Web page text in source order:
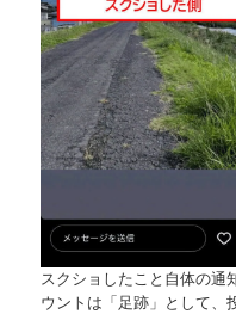
スクショしたこと自体の通
ウントは「足跡」として、